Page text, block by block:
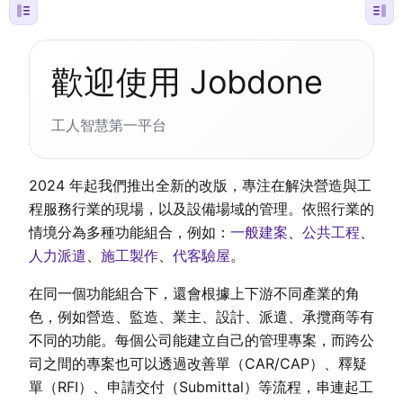
歡迎使用 Jobdone
工人智慧第一平台
2024 年起我們推出全新的改版，專注在解決營造與工
程服務行業的現場，以及設備場域的管理。依照行業的
情境分為多種功能組合，例如： 一般建案、 公共工程、
人力派遣、 施工製作、 代客驗屋。
在同一個功能組合下，還會根據上下游不同產業的角
色，例如營造、監造、業主、設計、派遣、承攬商等有
不同的功能。每個公司能建立自己的管理專案，而跨公
司之間的專案也可以透過改善單（CAR/CAP）、釋疑
單（RFI）、申請交付（Submittal）等流程，串連起工